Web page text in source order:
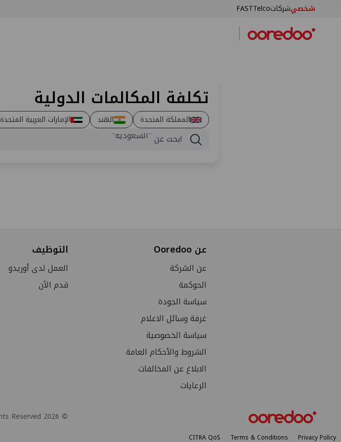
شخصيشركاتFASTTelco
تكلفة المكالمات الدولية
المملكة المتحدة الهند الإمارات العربية المتحدة
ابحث عن
"السعودية"
عن Ooredoo
عن الشركة
الحوكمة
سياسة الجودة
غرفة وسائل الاعلام
سياسة الخصوصية
الشروط والأحکام العامة
الابلاغ عن المخالفات
الرعايات
التوظيف
العمل لدى أوريدو
قدم الآن
© 2026 All Rights Reserved
Privacy Policy
Terms & Conditions
CITRA QoS